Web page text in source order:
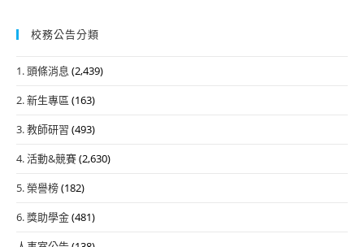
校務公告分類
1. 頭條消息 (2,439)
2. 新生專區 (163)
3. 教師研習 (493)
4. 活動&競賽(2,630)
5. 榮譽榜(182)
6. 獎助學金(481)